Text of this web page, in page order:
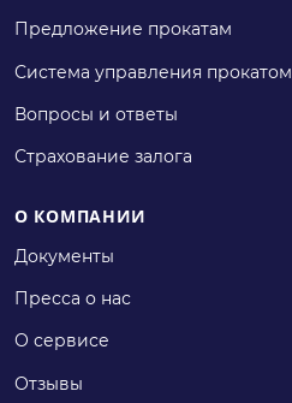
Предложение прокатам
Система управления прокатом
Вопросы и ответы
Страхование залога
О КОМПАНИИ
Документы
Пресса о нас
О сервисе
Отзывы